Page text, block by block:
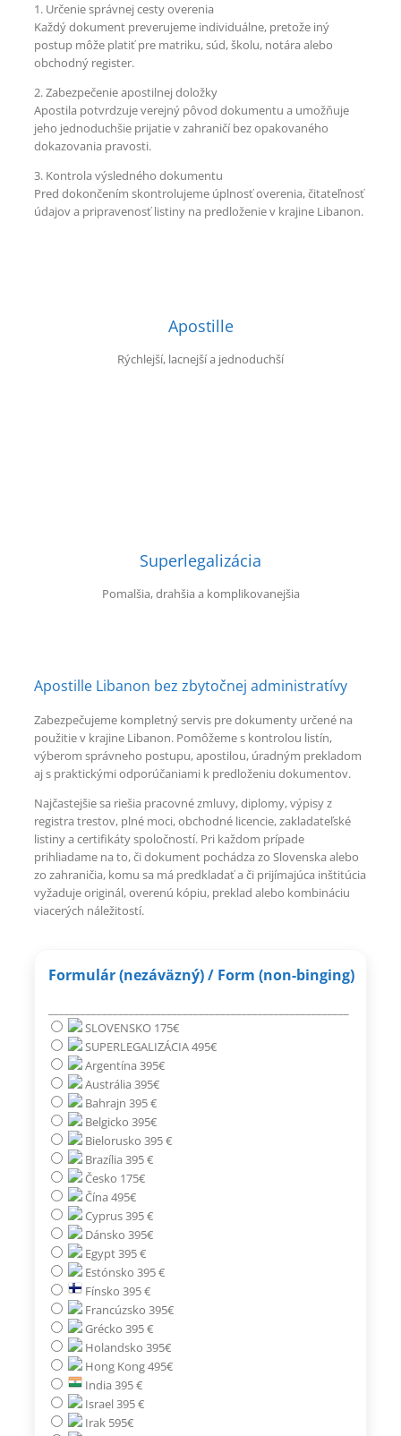
1. Určenie správnej cesty overenia
Každý dokument preverujeme individuálne, pretože iný
postup môže platiť pre matriku, súd, školu, notára alebo
obchodný register.
2. Zabezpečenie apostilnej doložky
Apostila potvrdzuje verejný pôvod dokumentu a umožňuje
jeho jednoduchšie prijatie v zahraničí bez opakovaného
dokazovania pravosti.
3. Kontrola výsledného dokumentu
Pred dokončením skontrolujeme úplnosť overenia, čitateľnosť
údajov a pripravenosť listiny na predloženie v krajine Libanon.
Apostille
Rýchlejší, lacnejší a jednoduchší
Superlegalizácia
Pomalšia, drahšia a komplikovanejšia
Apostille Libanon bez zbytočnej administratívy
Zabezpečujeme kompletný servis pre dokumenty určené na
použitie v krajine Libanon. Pomôžeme s kontrolou listín,
výberom správneho postupu, apostilou, úradným prekladom
aj s praktickými odporúčaniami k predloženiu dokumentov.
Najčastejšie sa riešia pracovné zmluvy, diplomy, výpisy z
registra trestov, plné moci, obchodné licencie, zakladateľské
listiny a certifikáty spoločností. Pri každom prípade
prihliadame na to, či dokument pochádza zo Slovenska alebo
zo zahraničia, komu sa má predkladať a či prijímajúca inštitúcia
vyžaduje originál, overenú kópiu, preklad alebo kombináciu
viacerých náležitostí.
Formulár (nezáväzný) / Form (non-binging)
SLOVENSKO 175€
SUPERLEGALIZÁCIA 495€
Argentína 395€
Austrália 395€
Bahrajn 395 €
Belgicko 395€
Bielorusko 395 €
Brazília 395 €
Česko 175€
Čína 495€
Cyprus 395 €
Dánsko 395€
Egypt 395 €
Estónsko 395 €
Fínsko 395 €
Francúzsko 395€
Grécko 395 €
Holandsko 395€
Hong Kong 495€
India 395 €
Israel 395 €
Irak 595€